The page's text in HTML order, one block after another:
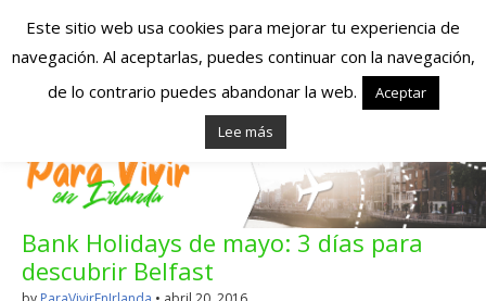
Españoles en
Irlanda – Vivir en
Irlanda – Trabajo
en Irlanda –
Bank Holidays de mayo: 3 días para
descubrir Belfast
Este sitio web usa cookies para mejorar tu experiencia de
navegación. Al aceptarlas, puedes continuar con la navegación,
de lo contrario puedes abandonar la web.
Aceptar
Lee más